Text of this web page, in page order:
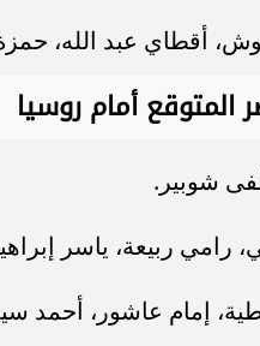
أقطاي عبد الله،
أمام روسيا
شوبير.
رامي ربيعة، ياسر
إمام عاشور، أحمد